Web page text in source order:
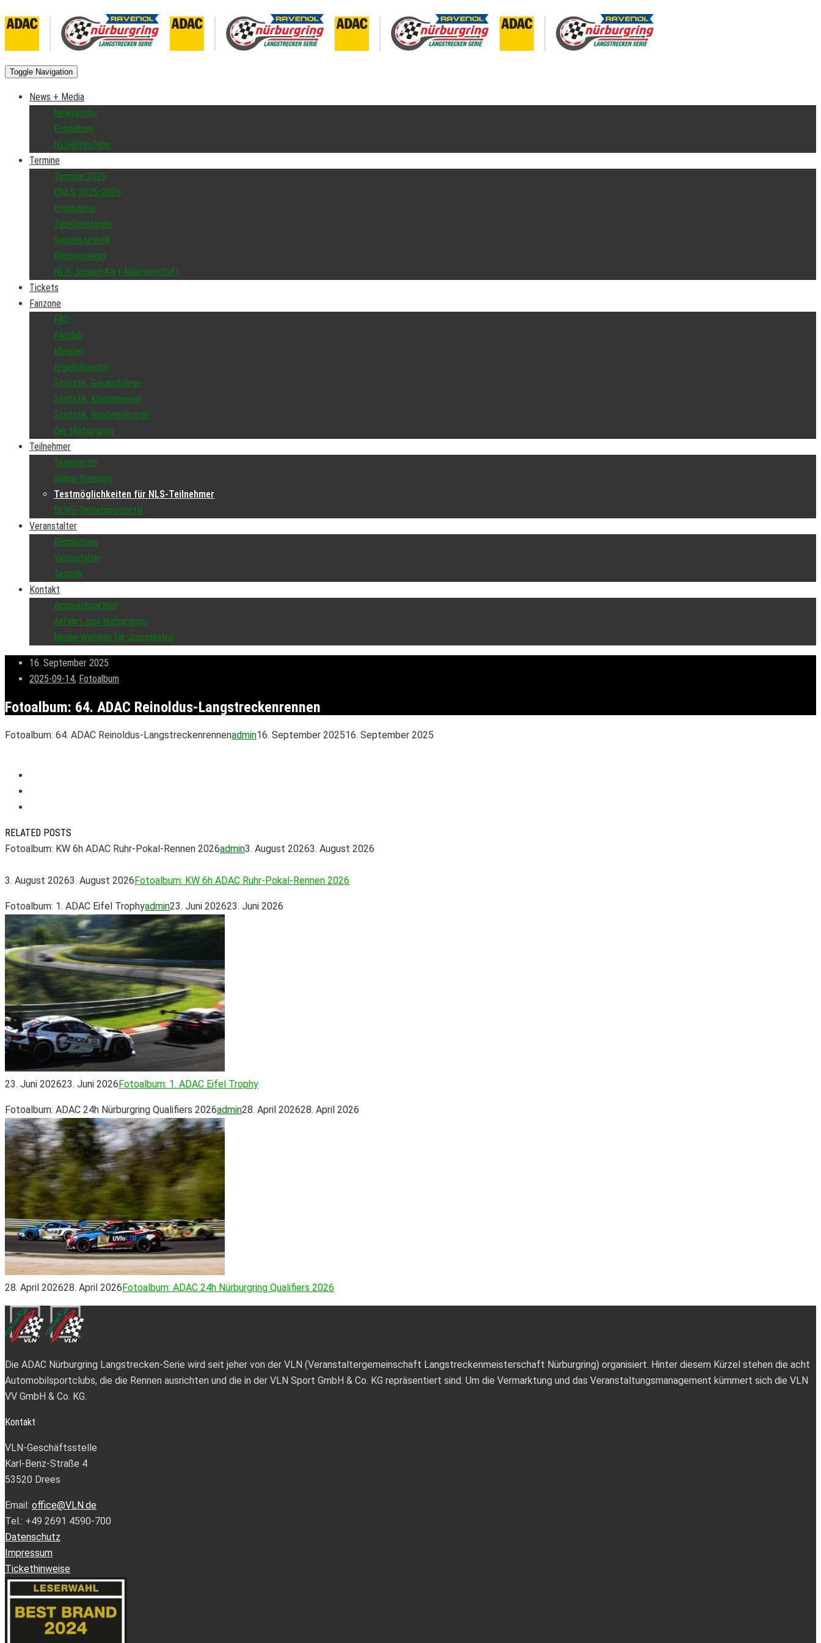
Toggle Navigation
News + Media
Newsarchiv
Fotoalbum
NLS@YouTube
Termine
Termine 2026
DNLS 2025/2026
Ergebnisse
Tabellenstände
Saisonstatistik
Klassensieger
NLS-Jugend-Kart-Meisterschaft
Tickets
Fanzone
FAQ
Fanclub
Meister
Ergebnisarchiv
Statistik: Gesamtsiege
Statistik: Klassensiege
Statistik: Rundenrekorde
Der Nürburgring
Teilnehmer
Teamportal
Online-Nennung
Testmöglichkeiten für NLS-Teilnehmer
DLNS-Teilnehmerportal
Veranstalter
Rennleitung
Veranstalter
Technik
Kontakt
Ansprechpartner
Anfahrt zum Nürburgring
Media-Website für Journalisten
16. September 2025
2025-09-14, Fotoalbum
Fotoalbum: 64. ADAC Reinoldus-Langstreckenrennen
Fotoalbum: 64. ADAC Reinoldus-Langstreckenrennenadmin16. September 202516. September 2025
RELATED POSTS
Fotoalbum: KW 6h ADAC Ruhr-Pokal-Rennen 2026admin3. August 20263. August 2026
3. August 20263. August 2026Fotoalbum: KW 6h ADAC Ruhr-Pokal-Rennen 2026
Fotoalbum: 1. ADAC Eifel Trophyadmin23. Juni 202623. Juni 2026
23. Juni 202623. Juni 2026Fotoalbum: 1. ADAC Eifel Trophy
Fotoalbum: ADAC 24h Nürburgring Qualifiers 2026admin28. April 202628. April 2026
28. April 202628. April 2026Fotoalbum: ADAC 24h Nürburgring Qualifiers 2026
Die ADAC Nürburgring Langstrecken-Serie wird seit jeher von der VLN (Veranstaltergemeinschaft Langstreckenmeisterschaft Nürburgring) organisiert. Hinter diesem Kürzel stehen die acht
Automobilsportclubs, die die Rennen ausrichten und die in der VLN Sport GmbH & Co. KG repräsentiert sind. Um die Vermarktung und das Veranstaltungsmanagement kümmert sich die VLN
VV GmbH & Co. KG.
Kontakt
VLN-Geschäftsstelle
Karl-Benz-Straße 4
53520 Drees
Email: office@VLN.de
Tel.: +49 2691 4590-700
Datenschutz
Impressum
Tickethinweise